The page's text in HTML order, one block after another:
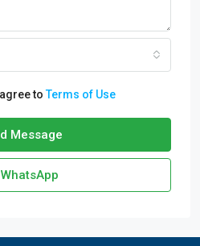
toTerms of Use
Message
WhatsApp